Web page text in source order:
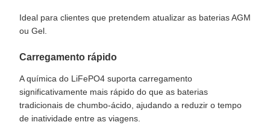
Ideal para clientes que pretendem atualizar as baterias AGM
ou Gel.
Carregamento rápido
A química do LiFePO4 suporta carregamento
significativamente mais rápido do que as baterias
tradicionais de chumbo-ácido, ajudando a reduzir o tempo
de inatividade entre as viagens.